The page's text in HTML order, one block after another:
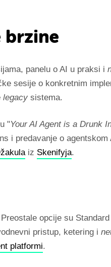
brzine
panelu o AI u praksi i
sesije o konkretnim
legacy sistema.
"Your AI Agent is a Drunk
i predavanje o agentskom
iz Skenifyja.
opcije su
pristup, ketering i
platformi.